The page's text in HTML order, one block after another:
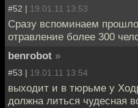
#52 | 19.01.11 13:53
Сразу вспоминаем
отравление более 300
benrobot »
#53 | 19.01.11 13:54
выходит и в тюрьме у
должна литься чудесная